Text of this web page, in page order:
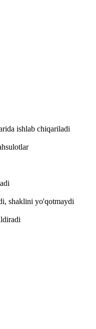
ishlab chiqariladi
shaklini yo'qotmaydi